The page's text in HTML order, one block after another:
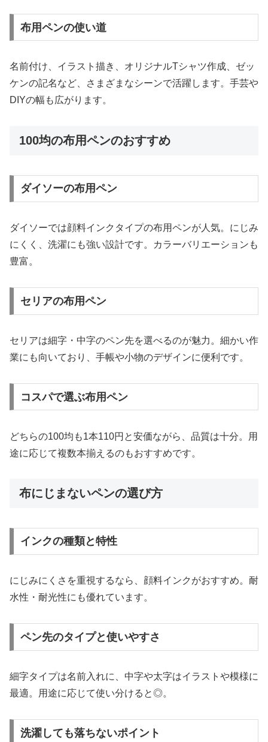
布用ペンの使い道
名前付け、イラスト描き、オリジナルTシャツ作成、ゼッ
ケンの記名など、さまざまなシーンで活躍します。手芸や
DIYの幅も広がります。
100均の布用ペンのおすすめ
ダイソーの布用ペン
ダイソーでは顔料インクタイプの布用ペンが人気。にじみ
にくく、洗濯にも強い設計です。カラーバリエーションも
豊富。
セリアの布用ペン
セリアは細字・中字のペン先を選べるのが魅力。細かい作
業にも向いており、手帳や小物のデザインに便利です。
コスパで選ぶ布用ペン
どちらの100均も1本110円と安価ながら、品質は十分。用
途に応じて複数本揃えるのもおすすめです。
布にじまないペンの選び方
インクの種類と特性
にじみにくさを重視するなら、顔料インクがおすすめ。耐
水性・耐光性にも優れています。
ペン先のタイプと使いやすさ
細字タイプは名前入れに、中字や太字はイラストや模様に
最適。用途に応じて使い分けると◎。
洗濯しても落ちないポイント